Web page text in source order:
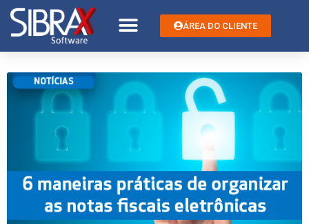
ÁREA DO CLIENTE